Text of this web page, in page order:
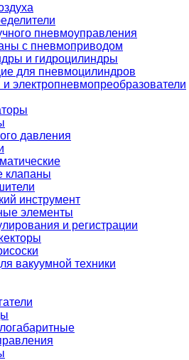
пневмоуправления
с пневмоприводом
и гидроцилиндры
для пневмоцилиндров
электропневмопреобразователи
давления
клапаны
инструмент
элементы
и регистрации
вакуумной техники